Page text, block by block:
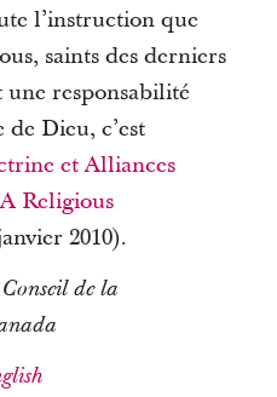
l’instruction que
saints des derniers
une responsabilité
Dieu, c’est
et Alliances
Religious
2010).
de la